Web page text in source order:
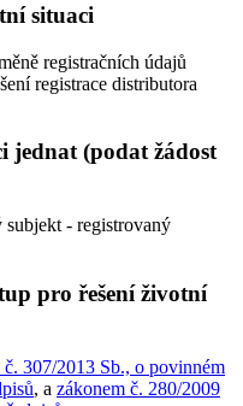
situaci
registračních údajů
registrace distributora
jednat (podat žádost
- registrovaný
pro řešení životní
č. 307/2013 Sb., o povinném
, a zákonem č. 280/2009